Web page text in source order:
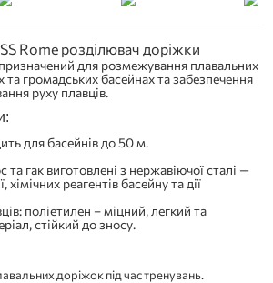
Rome розділювач доріжки
для розмежування плавальних
та громадських басейнах та забезпечення
руху плавців.
для басейнів до 50 м.
та гак виготовлені з нержавіючої сталі —
хімічних реагентів басейну та дії
поліетилен – міцний, легкий та
стійкий до зносу.
доріжок під час тренувань.